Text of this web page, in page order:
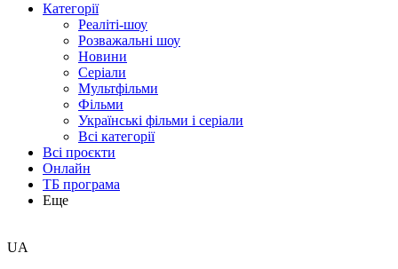
Категорії
Реаліті-шоу
Розважальні шоу
Новини
Серіали
Мультфільми
Фільми
Українські фільми і серіали
Всі категорії
Всі проєкти
Онлайн
ТБ програма
Еще
UA